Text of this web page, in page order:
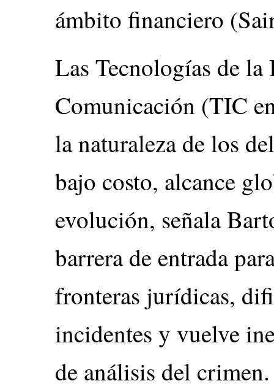
ámbito financiero
Las Tecnologías de
Comunicación (TIC
la naturaleza de los
bajo costo, alcance
evolución, señala
barrera de entrada
fronteras jurídicas,
incidentes y vuelve
de análisis del